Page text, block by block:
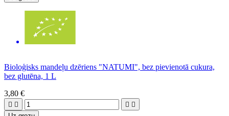
Bioloģisks mandeļu dzēriens "NATUMI", bez pievienotā cukura,
bez glutēna, 1 L
3,80 €
   